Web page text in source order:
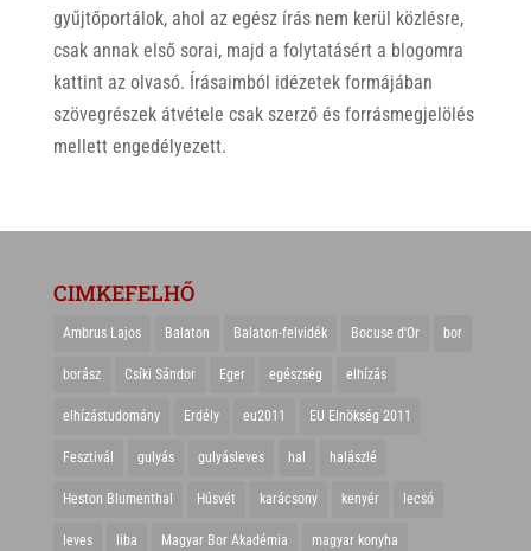
gyűjtőportálok, ahol az egész írás nem kerül közlésre,
csak annak első sorai, majd a folytatásért a blogomra
kattint az olvasó. Írásaimból idézetek formájában
szövegrészek átvétele csak szerző és forrásmegjelölés
mellett engedélyezett.
CIMKEFELHŐ
Ambrus Lajos Balaton Balaton-felvidék Bocuse d'Or bor
borász Csíki Sándor Eger egészség elhízás
elhízástudomány Erdély eu2011 EU Elnökség 2011
Fesztivál gulyás gulyásleves hal halászlé
Heston Blumenthal Húsvét karácsony kenyér lecsó
leves liba Magyar Bor Akadémia magyar konyha